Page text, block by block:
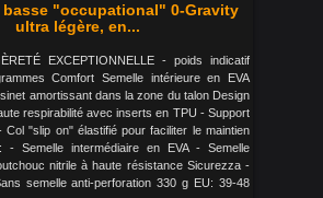
basse "occupational" 0-Gravity
ultra légère, en...
EXCEPTIONNELLE - poids indicatif
Comfort Semelle intérieure en EVA
amortissant dans la zone du talon Design
respirabilité avec inserts en TPU - Support
Col "slip on" élastifié pour faciliter le maintien
- Semelle intermédiaire en EVA - Semelle
nitrile à haute résistance Sicurezza -
semelle anti-perforation 330 g EU: 39-48